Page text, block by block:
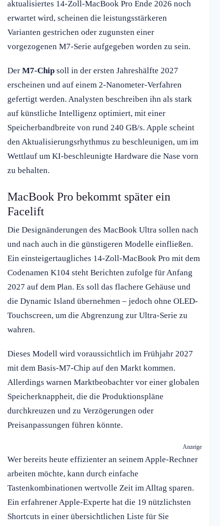
aktualisiertes 14-Zoll-MacBook Pro Ende 2026 noch
erwartet wird, scheinen die leistungsstärkeren
Varianten gestrichen oder zugunsten einer
vorgezogenen M7-Serie aufgegeben worden zu sein.
Der M7-Chip soll in der ersten Jahreshälfte 2027
erscheinen und auf einem 2-Nanometer-Verfahren
gefertigt werden. Analysten beschreiben ihn als stark
auf künstliche Intelligenz optimiert, mit einer
Speicherbandbreite von rund 240 GB/s. Apple scheint
den Aktualisierungsrhythmus zu beschleunigen, um im
Wettlauf um KI-beschleunigte Hardware die Nase vorn
zu behalten.
MacBook Pro bekommt später ein
Facelift
Die Designänderungen des MacBook Ultra sollen nach
und nach auch in die günstigeren Modelle einfließen.
Ein einsteigertaugliches 14-Zoll-MacBook Pro mit dem
Codenamen K104 steht Berichten zufolge für Anfang
2027 auf dem Plan. Es soll das flachere Gehäuse und
die Dynamic Island übernehmen – jedoch ohne OLED-
Touchscreen, um die Abgrenzung zur Ultra-Serie zu
wahren.
Dieses Modell wird voraussichtlich im Frühjahr 2027
mit dem Basis-M7-Chip auf den Markt kommen.
Allerdings warnen Marktbeobachter vor einer globalen
Speicherknappheit, die die Produktionspläne
durchkreuzen und zu Verzögerungen oder
Preisanpassungen führen könnte.
Anzeige
Wer bereits heute effizienter an seinem Apple-Rechner
arbeiten möchte, kann durch einfache
Tastenkombinationen wertvolle Zeit im Alltag sparen.
Ein erfahrener Apple-Experte hat die 19 nützlichsten
Shortcuts in einer übersichtlichen Liste für Sie